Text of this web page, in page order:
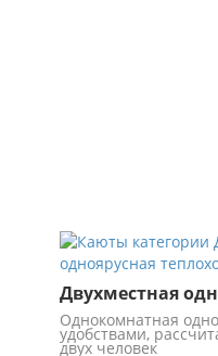
Двухместная
Однокомнатная
удобствами,
двух человек